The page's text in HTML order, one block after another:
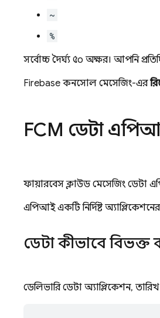
~
%
সর্বোচ্চ দৈর্ঘ্য ৫০ অক্ষর। আপনি
Firebase কনসোল মেসেজিং-এর
FCM ডেটা
ফায়ারবেস ক্লাউড মেসেজিং ডেটা
এপিআই একটি নির্দিষ্ট
ডেটা কীভাবে বিভক্ত
ডেলিভারি ডেটা অ্যাপ্লিকেশন,